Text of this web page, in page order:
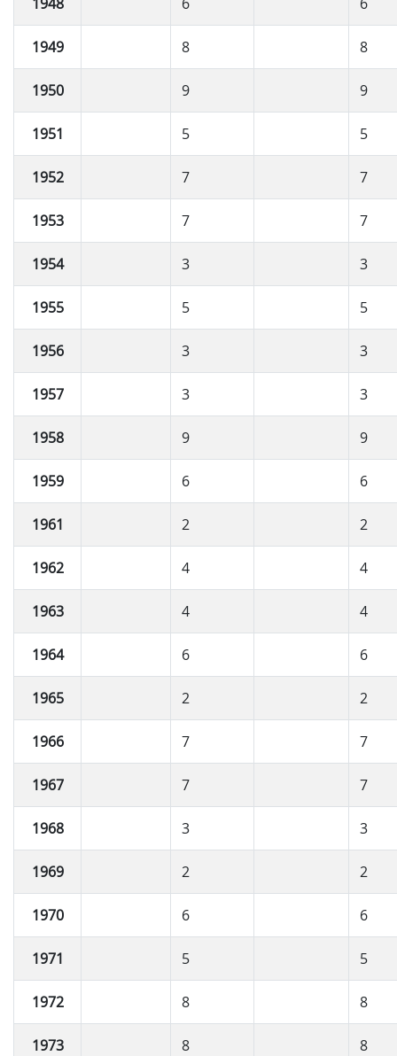
1949 8 8
1950 9 9
1951 5 5
1952 7 7
1953 7 7
1954 3 3
1955 5 5
1956 3 3
1957 3 3
1958 9 9
1959 6 6
1961 2 2
1962 4 4
1963 4 4
1964 6 6
1965 2 2
1966 7 7
1967 7 7
1968 3 3
1969 2 2
1970 6 6
1971 5 5
1972 8 8
1973 8 8